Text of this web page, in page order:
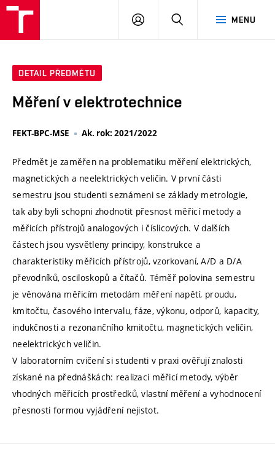
MENU
PŘIHLÁSIT
DETAIL PŘEDMĚTU
Měření v elektrotechnice
FEKT-BPC-MSE Ak. rok: 2021/2022
Předmět je zaměřen na problematiku měření elektrických,
magnetických a neelektrických veličin. V první části
semestru jsou studenti seznámeni se základy metrologie,
tak aby byli schopni zhodnotit přesnost měřicí metody a
měřicích přístrojů analogových i číslicových. V dalších
částech jsou vysvětleny principy, konstrukce a
charakteristiky měřicích přístrojů, vzorkovaní, A/D a D/A
převodníků, osciloskopů a čítačů. Téměř polovina semestru
je věnována měřicím metodám měření napětí, proudu,
kmitočtu, časového intervalu, fáze, výkonu, odporů, kapacity,
indukčnosti a rezonančního kmitočtu, magnetických veličin,
neelektrických veličin.
V laboratorním cvičení si studenti v praxi ověřují znalosti
získané na přednáškách: realizaci měřicí metody, výběr
vhodných měřicích prostředků, vlastní měření a vyhodnocení
přesnosti formou vyjádření nejistot.